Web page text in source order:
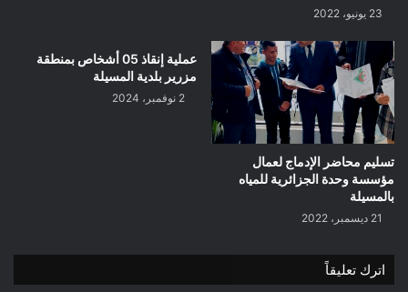
23 يونيو، 2022
تسليم محاضر الإدماج لعمال
مؤسسة وحدة الجزائرية للمياه
بالمسيلة
21 ديسمبر، 2022
عملية إنقاذ 05 أشخاص بمنطقة
مزرير بلدية المسيلة
2 نوفمبر، 2024
اترك تعليقاً